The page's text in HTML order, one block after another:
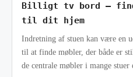
Billigt tv bord –
til dit hjem
Indretning af stuen kan være en
til at finde møbler, der både er
de centrale møbler i mange